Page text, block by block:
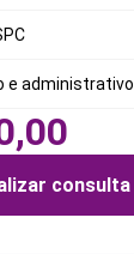
e administrativo
consulta